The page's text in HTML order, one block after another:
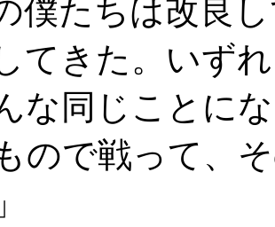
僕たちは改良
てきた。いず
な同じことに
ので戦って、